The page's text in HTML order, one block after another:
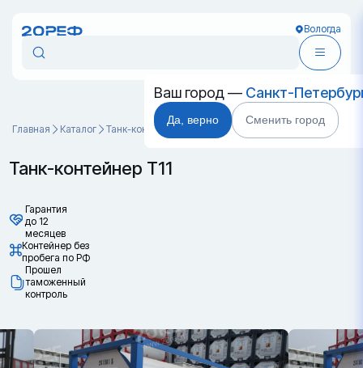
Вологда
Ваш город — Санкт-
Да, верно Сменить город
Главная Каталог Танк-контейнеры Танк-контейнер Т11
Танк-контейнер Т11
Гарантия
до 12
месяцев
Контейнер без
пробега по РФ
Прошел
таможенный
контроль